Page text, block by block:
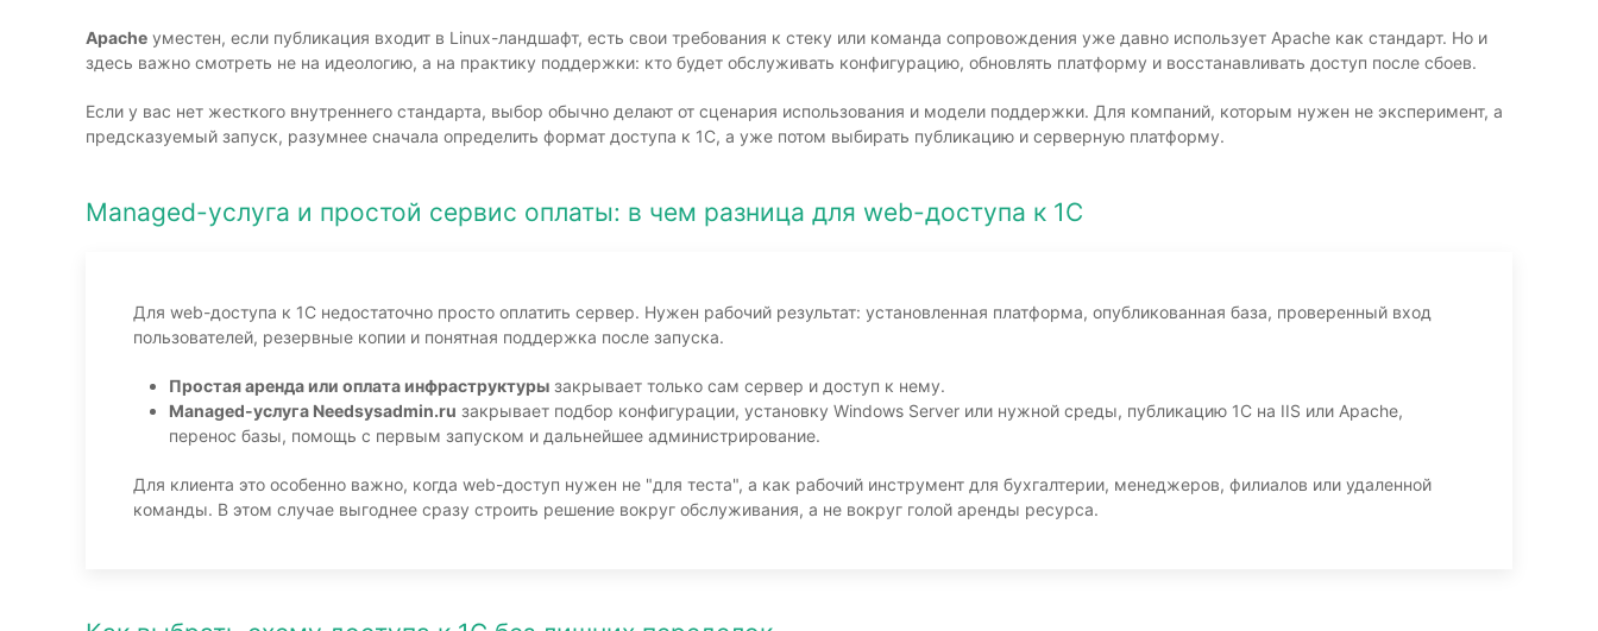
Apache уместен, если публикация входит в Linux-ландшафт, есть свои требования к стеку или команда сопровождения уже давно использует Apache как стандарт. Но и
здесь важно смотреть не на идеологию, а на практику поддержки: кто будет обслуживать конфигурацию, обновлять платформу и восстанавливать доступ после сбоев.
Если у вас нет жесткого внутреннего стандарта, выбор обычно делают от сценария использования и модели поддержки. Для компаний, которым нужен не эксперимент, а
предсказуемый запуск, разумнее сначала определить формат доступа к 1С, а уже потом выбирать публикацию и серверную платформу.
Managed-услуга и простой сервис оплаты: в чем разница для web-доступа к 1С
Для web-доступа к 1С недостаточно просто оплатить сервер. Нужен рабочий результат: установленная платформа, опубликованная база, проверенный вход
пользователей, резервные копии и понятная поддержка после запуска.
Простая аренда или оплата инфраструктуры закрывает только сам сервер и доступ к нему.
Managed-услуга Needsysadmin.ru закрывает подбор конфигурации, установку Windows Server или нужной среды, публикацию 1С на IIS или Apache,
перенос базы, помощь с первым запуском и дальнейшее администрирование.
Для клиента это особенно важно, когда web-доступ нужен не "для теста", а как рабочий инструмент для бухгалтерии, менеджеров, филиалов или удаленной
команды. В этом случае выгоднее сразу строить решение вокруг обслуживания, а не вокруг голой аренды ресурса.